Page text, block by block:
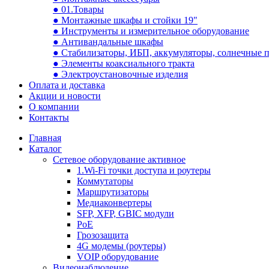
● 01.Товары
● Монтажные шкафы и стойки 19"
● Инструменты и измерительное оборудование
● Антивандальные шкафы
● Стабилизаторы, ИБП, аккумуляторы, солнечные
● Элементы коаксиального тракта
● Электроустановочные изделия
Оплата и доставка
Акции и новости
О компании
Контакты
Главная
Каталог
Сетевое оборудование активное
1.Wi-Fi точки доступа и роутеры
Коммутаторы
Маршрутизаторы
Медиаконвертеры
SFP, XFP, GBIC модули
PoE
Грозозащита
4G модемы (роутеры)
VOIP оборудование